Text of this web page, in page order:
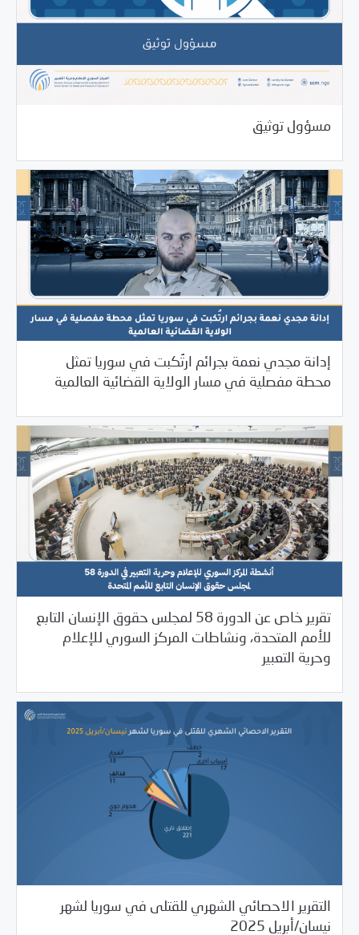
مسؤول توثيق
إدانة مجدي نعمة بجرائم ارتُكبت في سوريا تمثل
محطة مفصلية في مسار الولاية القضائية العالمية
06/13/2025 بيانات المركز
تقرير خاص عن الدورة 58 لمجلس حقوق الإنسان التابع
للأمم المتحدة، ونشاطات المركز السوري للإعلام
وحرية التعبير
06/05/2025 بوابة الأمم المتحدة
التقرير الاحصائي الشهري للقتلى في سوريا لشهر
نيسان/أبريل 2025
06/05/2025
Uncategorized
/مرصد الانتهاكات